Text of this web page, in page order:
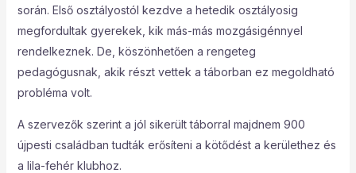
során. Első osztályostól kezdve a hetedik osztályosig
megfordultak gyerekek, kik más-más mozgásigénnyel
rendelkeznek. De, köszönhetően a rengeteg
pedagógusnak, akik részt vettek a táborban ez megoldható
probléma volt.
A szervezők szerint a jól sikerült táborral majdnem 900
újpesti családban tudták erősíteni a kötődést a kerülethez és
a lila-fehér klubhoz.